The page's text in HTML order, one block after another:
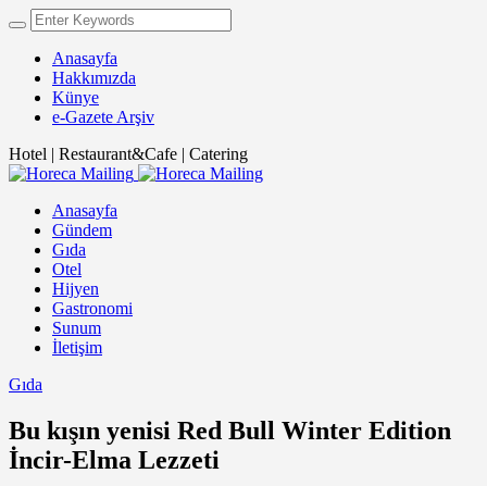
Anasayfa
Hakkımızda
Künye
e-Gazete Arşiv
Hotel | Restaurant&Cafe | Catering
Anasayfa
Gündem
Gıda
Otel
Hijyen
Gastronomi
Sunum
İletişim
Gıda
Bu kışın yenisi Red Bull Winter Edition
İncir-Elma Lezzeti